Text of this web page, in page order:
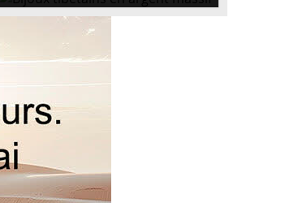
Bijoux tibetains en argent
massif:Peterandclo a sélectionné une large
collection de bijoux du Tibet ou d
inspiration tibetaine en argent massif avec
des pierres semi-précieuses mais aussi un
Népal ou du Tibet .La plupart de nos bijoux
tibétains et Hindous sont des bijoux de
créateurs , uniques .Réalisés avec le plus
grand soin et d' excellente qualité , ces
bijoux issus de l' artisanat tibétain ,
népalais ou indien sont fabriqués à la main
par des artisans népalais , tibétains ou
indiens .